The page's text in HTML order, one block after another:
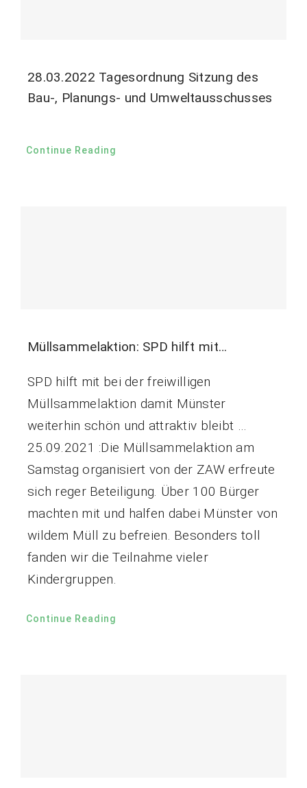
28.03.2022 Tagesordnung Sitzung des
Bau-, Planungs- und Umweltausschusses
Continue Reading
Müllsammelaktion: SPD hilft mit…
SPD hilft mit bei der freiwilligen
Müllsammelaktion damit Münster
weiterhin schön und attraktiv bleibt …
25.09.2021 :Die Müllsammelaktion am
Samstag organisiert von der ZAW erfreute
sich reger Beteiligung. Über 100 Bürger
machten mit und halfen dabei Münster von
wildem Müll zu befreien. Besonders toll
fanden wir die Teilnahme vieler
Kindergruppen.
Continue Reading